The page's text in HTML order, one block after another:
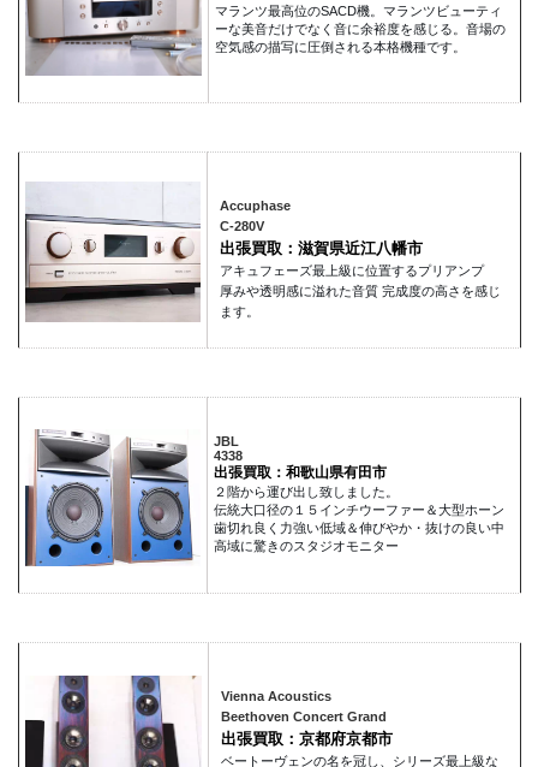
マランツ最高位のSACD機。マランツビューティ
ーな美音だけでなく音に余裕度を感じる。音場の
空気感の描写に圧倒される本格機種です。
Accuphase
C-280V
出張買取：滋賀県近江八幡市
アキュフェーズ最上級に位置するプリアンプ
厚みや透明感に溢れた音質 完成度の高さを感じ
ます。
JBL
4338
出張買取：和歌山県有田市
２階から運び出し致しました。
伝統大口径の１５インチウーファー＆大型ホーン
歯切れ良く力強い低域＆伸びやか・抜けの良い中
高域に驚きのスタジオモニター
Vienna Acoustics
Beethoven Concert Grand
出張買取：京都府京都市
ベートーヴェンの名を冠し、シリーズ最上級な